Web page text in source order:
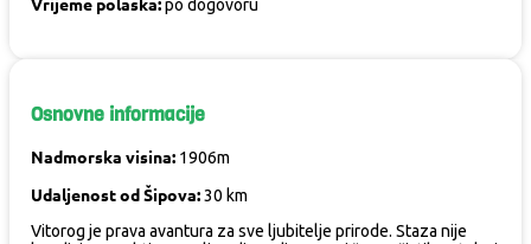
po dogovoru
Osnovne informacije
Nadmorska visina: 1906m
Udaljenost od Šipova:30 km
Vitorog je prava avantura za sve ljubitelje prirode. Staza nije